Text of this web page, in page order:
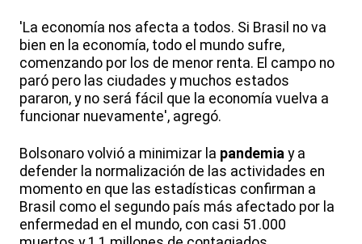
'La economía nos afecta a todos. Si Brasil no va
bien en la economía, todo el mundo sufre,
comenzando por los de menor renta. El campo no
paró pero las ciudades y muchos estados
pararon, y no será fácil que la economía vuelva a
funcionar nuevamente', agregó.
Bolsonaro volvió a minimizar la pandemia y a
defender la normalización de las actividades en
momento en que las estadísticas confirman a
Brasil como el segundo país más afectado por la
enfermedad en el mundo, con casi 51.000